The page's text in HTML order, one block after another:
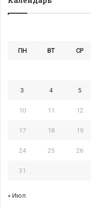
ПН ВТ СР
3 4 5
10 11 12
17 18 19
24 25 26
31
« Июл